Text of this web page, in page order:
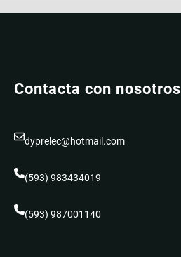
Contacta con nosotros
dyprelec@hotmail.com
(593) 983434019
(593) 987001140